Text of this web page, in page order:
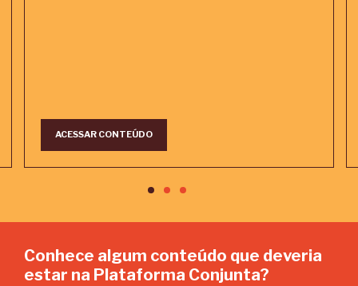
ACESSAR CONTEÚDO
Conhece algum conteúdo que deveria
estar na Plataforma Conjunta?